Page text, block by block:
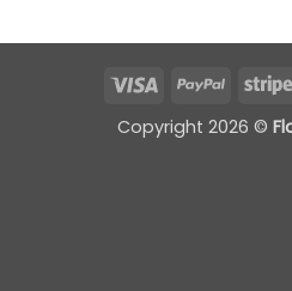
Visa PayPal
Copyright 2026 ©